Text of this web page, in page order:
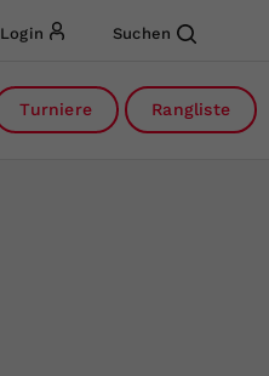
Login Suchen
Turniere Rangliste